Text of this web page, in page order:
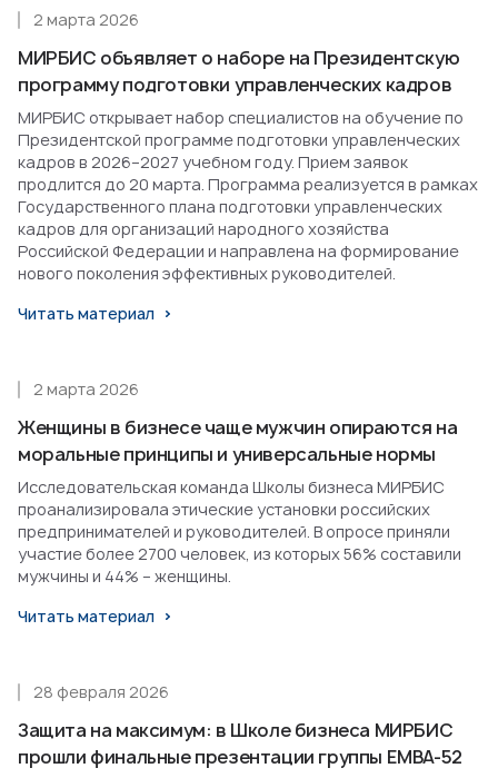
МИРБИС объявляет о наборе на Президентскую
программу подготовки управленческих кадров
2 марта 2026
МИРБИС открывает набор специалистов на обучение по
Президентской программе подготовки управленческих
кадров в 2026–2027 учебном году. Прием заявок
продлится до 20 марта. Программа реализуется в рамках
Государственного плана подготовки управленческих
кадров для организаций народного хозяйства
Российской Федерации и направлена на формирование
нового поколения эффективных руководителей.
Читать материал
Женщины в бизнесе чаще мужчин опираются на
моральные принципы и универсальные нормы
2 марта 2026
Исследовательская команда Школы бизнеса МИРБИС
проанализировала этические установки российских
предпринимателей и руководителей. В опросе приняли
участие более 2700 человек, из которых 56% составили
мужчины и 44% – женщины.
Читать материал
Защита на максимум: в Школе бизнеса МИРБИС
прошли финальные презентации группы EMBA-52
28 февраля 2026